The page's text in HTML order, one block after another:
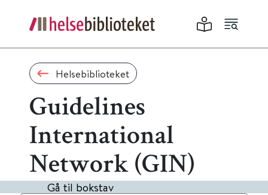
Helsebiblioteket
Guidelines
International
Network (GIN)
Gå til bokstav